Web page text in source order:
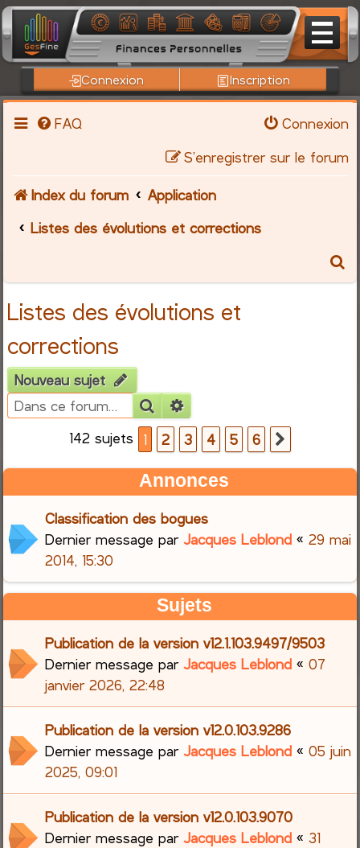
Connexion Inscription
FAQ
Connexion
S’enregistrer sur le forum
Index du forum
Application
Listes des évolutions et corrections
h
Listes des évolutions et
corrections
Nouveau sujet
Rechercher
142 sujets
1 2 3 4 5 6
Annonces
Classification des bogues
Dernier message parJacques Leblond «29 mai
2014, 15:30
Sujets
Publication de la version v12.1.103.9497/9503
Dernier message parJacques Leblond «07
janvier 2026, 22:48
Publication de la version v12.0.103.9286
Dernier message parJacques Leblond «05 juin
2025, 09:01
Publication de la version v12.0.103.9070
Dernier message parJacques Leblond «31